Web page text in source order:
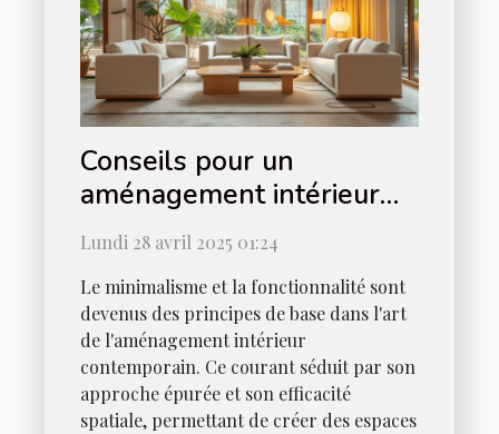
Conseils pour un
aménagement intérieur
minimaliste et fonctionnel
Lundi 28 avril 2025 01:24
Le minimalisme et la fonctionnalité sont
devenus des principes de base dans l'art
de l'aménagement intérieur
contemporain. Ce courant séduit par son
approche épurée et son efficacité
spatiale, permettant de créer des espaces